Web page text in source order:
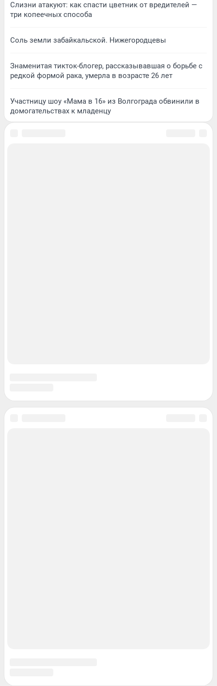
Слизни атакуют: как спасти цветник от вредителей —
три копеечных способа
Соль земли забайкальской. Нижегородцевы
Знаменитая тикток-блогер, рассказывавшая о борьбе с
редкой формой рака, умерла в возрасте 26 лет
Участницу шоу «Мама в 16» из Волгограда обвинили в
домогательствах к младенцу